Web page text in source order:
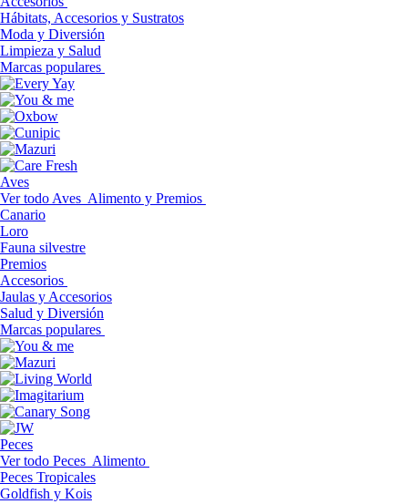
Hábitats, Accesorios y Sustratos
Moda y Diversión
Limpieza y Salud
Marcas populares
Aves
Ver todo Aves Alimento y Premios
Canario
Loro
Fauna silvestre
Premios
Accesorios
Jaulas y Accesorios
Salud y Diversión
Marcas populares
Peces
Ver todo Peces Alimento
Peces Tropicales
Goldfish y Kois